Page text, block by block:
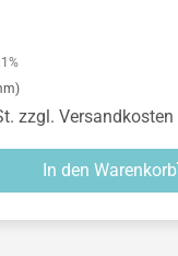
zzgl. Versandkosten
In den Warenkorb